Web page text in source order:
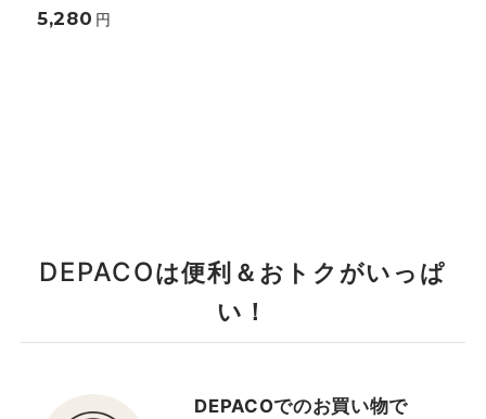
5,280 円
DEPACOは便利＆おトクがいっぱ
い！
DEPACOでのお買い物で